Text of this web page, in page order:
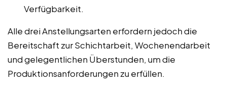
Verfügbarkeit.
Alle drei Anstellungsarten erfordern jedoch die
Bereitschaft zur Schichtarbeit, Wochenendarbeit
und gelegentlichen Überstunden, um die
Produktionsanforderungen zu erfüllen.